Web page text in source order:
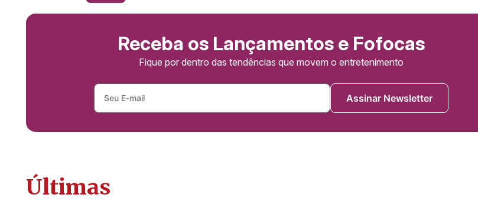
Receba os Lançamentos e Fofocas
Fique por dentro das tendências que movem o entretenimento
Assinar Newsletter
Últimas